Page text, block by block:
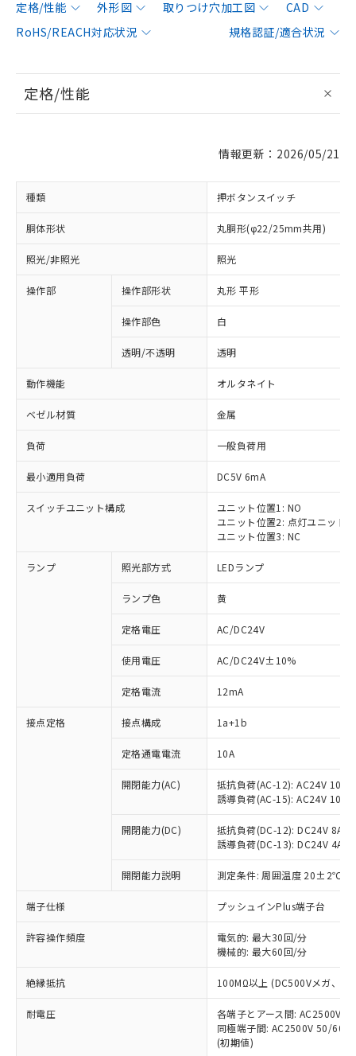
定格/性能 外形図 取りつけ穴加工図
CAD
RoHS/REACH対応状況
規格認証/適合状況
定格/性能
情報更新：2026/05/21
種類 押ボタンスイッチ
胴体形状 丸胴形(φ22/25mm共用)
照光/非照光 照光
操作部 操作部形状 丸形 平形
操作部色 白
透明/不透明 透明
動作機能 オルタネイト
ベゼル材質 金属
負荷 一般負荷用
最小適用負荷 DC5V 6mA
スイッチユニット構成
ユニット位置1: NO
ユニット位置2: 点灯ユニット
ユニット位置3: NC
ランプ 照光部方式 LEDランプ
ランプ色 黄
定格電圧 AC/DC24V
使用電圧 AC/DC24V±10%
定格電流 12mA
接点定格 接点構成 1a+1b
定格通電電流 10A
開閉能力(AC)
抵抗負荷(AC-12): AC24V 10A/
誘導負荷(AC-15): AC24V
開閉能力(DC)
抵抗負荷(DC-12): DC24V 8A/
誘導負荷(DC-13): DC24V 4A/
開閉能力説明 測定条件: 周囲温度 20±2℃、
端子仕様 プッシュインPlus端子台
許容操作頻度
電気的: 最大30回/分
機械的: 最大60回/分
絶縁抵抗 100MΩ以上 (DC500Vメガ、点
耐電圧
各端子とアース間: AC2500V
同極端子間: AC2500V 50/
(初期値)
ご利用条件
ご利用ください。
本サービスは、当社制御機器事業取扱
商品の当社在庫状況および標準価格
(税抜)を提供させていただくもので
当社制御機器事業取扱商品の中には、
本サービスの対象外となる商品もある
ことをご了承ください。
在庫状況および標準価格照会結果は、
対応済み：EU RoHS指令（10物質）の
非含有に対応した製品が提供可能な商品で
対応予定：EU RoHS指令（10物質）の非含
有に対応した製品に切り替える予定のある
対応予定なし：EU RoHS指令（10物質）の
非含有に非対応の商品で、対応品を出す予
定はありません。
調査・確認中：EU RoHS指令（10物質）の
非含有の対応状況を調査中または確認中の
害物質有無と関係のない商品です。
仕入先様の事情により、非含有部品として
いたものが、含有品と判明した場合などや
むを得ず変更することがあります。
※1 中国RoHS○×表
「○」：最大均質材料含有率が中国RoHSの
基準値以下であることを示します。
「×」：最大均質材料含有率が中国RoHSの
基準値を超えていることを示します。
「－」：未確認です。当社販売部門へお問
当社は、これら貴社製品のうち、外国
為替および外国貿易法に定める商品